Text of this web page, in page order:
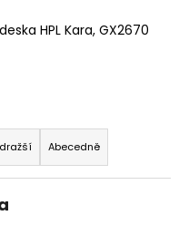
HPL Kara, GX2670
Abecedně